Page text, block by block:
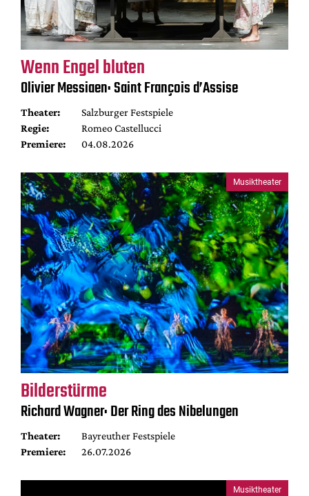
Wenn Engel bluten
Olivier Messiaen: Saint François d’Assise
Theater:
Salzburger Festspiele
Regie:
Romeo Castellucci
Premiere:
04.08.2026
Musiktheater
Bilderstürme
Richard Wagner: Der Ring des Nibelungen
Theater:
Bayreuther Festspiele
Premiere:
26.07.2026
Musiktheater